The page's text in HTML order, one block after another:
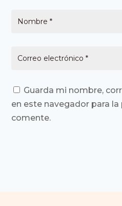
Guarda mi nombre,
en este navegador para
comente.